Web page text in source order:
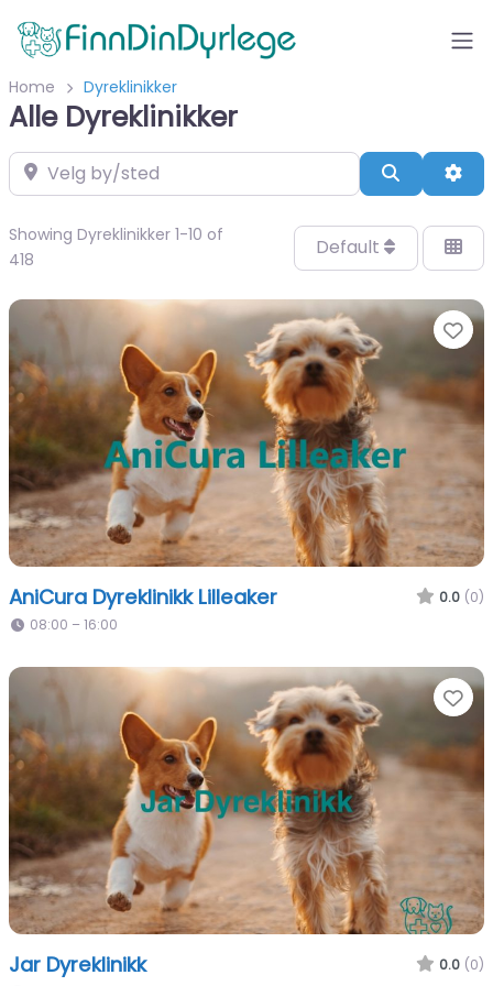
Home Dyreklinikker
Alle Dyreklinikker
Velg by/sted Search
Showing Dyreklinikker 1-10 of
418
Default
AniCura Dyreklinikk Lilleaker 0.0 (0)
08:00 – 16:00
Jar Dyreklinikk 0.0 (0)